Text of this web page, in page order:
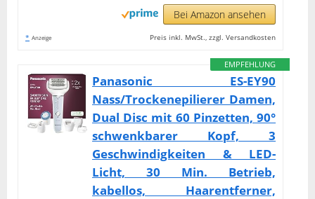
Bei Amazon ansehen
* Anzeige Preis inkl. MwSt., zzgl. Versandkosten
EMPFEHLUNG
Panasonic ES-EY90
Nass/Trockenepilierer Damen,
Dual Disc mit 60 Pinzetten, 90°
schwenkbarer Kopf, 3
Geschwindigkeiten & LED-
Licht, 30 Min. Betrieb,
kabellos, Haarentferner,